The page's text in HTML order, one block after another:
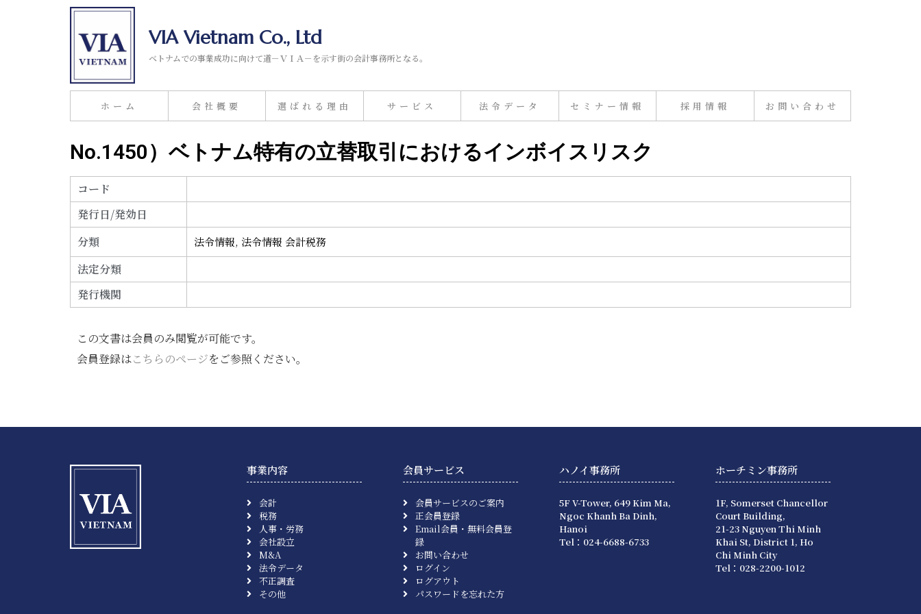
VIA Vietnam Co., Ltd
ベトナムでの事業成功に向けて道－ＶＩＡ－を示す街の会計事務所となる。
ホーム 会社概要 選ばれる理由 サービス 法令データ セミナー情報 採用情報 お問い合わせ
No.1450）ベトナム特有の立替取引におけるインボイスリスク
コード
発行日/発効日
分類
法令情報, 法令情報 会計税務
法定分類
発行機関
この文書は会員のみ閲覧が可能です。
会員登録はこちらのページをご参照ください。
事業内容
会計
税務
人事・労務
会社設立
M&A
法令データ
不正調査
その他
会員サービス
会員サービスのご案内
正会員登録
Email会員・無料会員登
録
お問い合わせ
ログイン
ログアウト
パスワードを忘れた方
ハノイ事務所
5F V-Tower, 649 Kim Ma,
Ngoc Khanh Ba Dinh,
Hanoi
Tel：024-6688-6733
ホーチミン事務所
1F, Somerset Chancellor
Court Building,
21-23 Nguyen Thi Minh
Khai St, District 1, Ho
Chi Minh City
Tel：028-2200-1012